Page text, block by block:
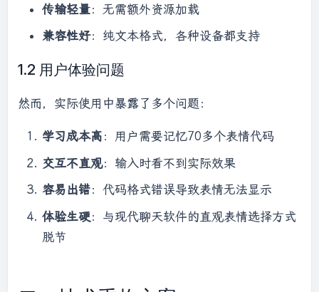
传输轻量：无需额外资源加载
兼容性好：纯文本格式，各种设备都支持
1.2 用户体验问题
然而，实际使用中暴露了多个问题：
学习成本高 ：用户需要记忆70多个表情代码
交互不直观：输入时看不到实际效果
容易出错：代码格式错误导致表情无法显示
体验生硬 ：与现代聊天软件的直观表情选择方式
脱节